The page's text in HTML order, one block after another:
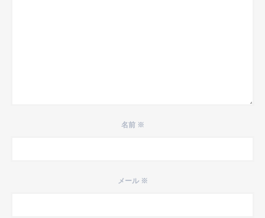
名前 ※
メール ※